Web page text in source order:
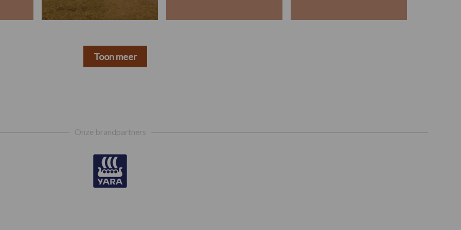
Toon meer
Onze brandpartners